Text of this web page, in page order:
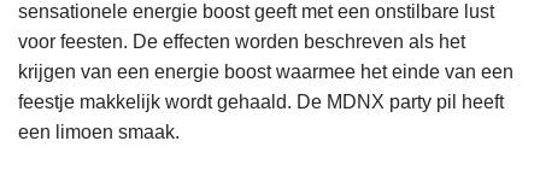
sensationele energie boost geeft met een onstilbare lust
voor feesten. De effecten worden beschreven als het
krijgen van een energie boost waarmee het einde van een
feestje makkelijk wordt gehaald. De MDNX party pil heeft
een limoen smaak.